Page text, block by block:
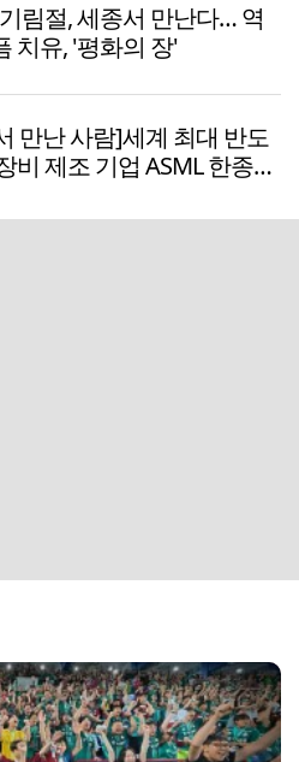
림절, 세종서 만난다… 역
치유, '평화의 장'
만난 사람]세계 최대 반도
비 제조 기업 ASML 한종호